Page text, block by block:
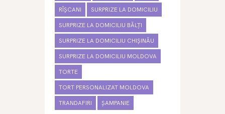
RÎȘCANI SURPRIZE LA DOMICILIU
SURPRIZE LA DOMICILIU BĂLȚI
SURPRIZE LA DOMICILIU CHIȘINĂU
SURPRIZE LA DOMICILIU MOLDOVA
TORTE
TORT PERSONALIZAT MOLDOVA
TRANDAFIRI ȘAMPANIE